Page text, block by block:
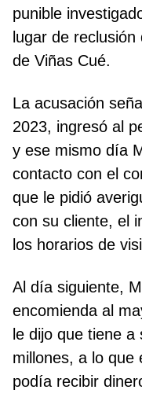
punible
lugar de
de Viñas Cué.
La acusación
2023, ingresó al
y ese mismo día
contacto con el
que le pidió
con su cliente, el
los horarios de
Al día siguiente,
encomienda al
le dijo que tiene
millones, a lo que
podía recibir